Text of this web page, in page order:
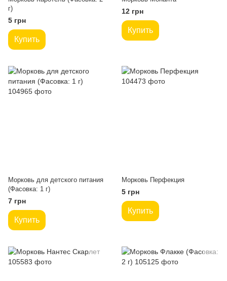
г)
5 грн
Купить
12 грн
Купить
Морковь для детского питания
(Фасовка: 1 г)
7 грн
Купить
Морковь Перфекция
5 грн
Купить